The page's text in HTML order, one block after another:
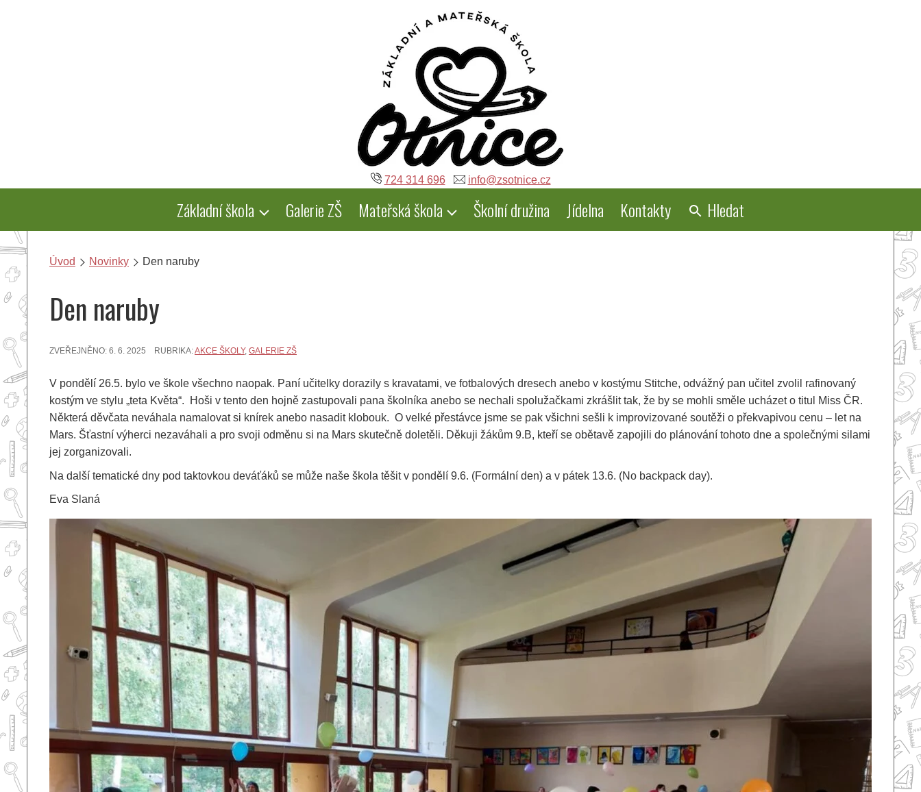
724 314 696 info@zsotnice.cz
Základní škola Galerie ZŠ Mateřská škola Školní družina Jídelna Kontakty Hledat
Úvod Novinky Den naruby
Den naruby
ZVEŘEJNĚNO: 6. 6. 2025 RUBRIKA:AKCE ŠKOLY, GALERIE ZŠ
V pondělí 26.5. bylo ve škole všechno naopak. Paní učitelky dorazily s kravatami, ve fotbalových dresech anebo v kostýmu Stitche, odvážný pan učitel zvolil rafinovaný
kostým ve stylu „teta Květa“. Hoši v tento den hojně zastupovali pana školníka anebo se nechali spolužačkami zkrášlit tak, že by se mohli směle ucházet o titul Miss ČR.
Některá děvčata neváhala namalovat si knírek anebo nasadit klobouk. O velké přestávce jsme se pak všichni sešli k improvizované soutěži o překvapivou cenu – let na
Mars. Šťastní výherci nezaváhali a pro svoji odměnu si na Mars skutečně doletěli. Děkuji žákům 9.B, kteří se obětavě zapojili do plánování tohoto dne a společnými silami
jej zorganizovali.
Na další tematické dny pod taktovkou deváťáků se může naše škola těšit v pondělí 9.6. (Formální den) a v pátek 13.6. (No backpack day).
Eva Slaná